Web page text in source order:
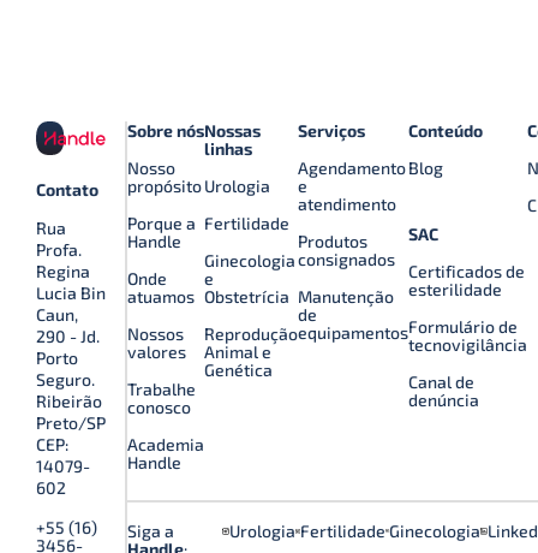
Contato
Rua
Profa.
Regina
Lucia Bin
Caun,
290 - Jd.
Porto
Seguro.
Ribeirão
Preto/SP
CEP:
14079-
602
+55 (16)
3456-
Sobre nós
Nosso
propósito
Porque a
Handle
Onde
atuamos
Nossos
valores
Trabalhe
conosco
Academia
Handle
Nossas
linhas
Urologia
Fertilidade
Ginecologia
e
Obstetrícia
Reprodução
Animal e
Genética
Serviços
Agendamento
e
atendimento
Produtos
consignados
Manutenção
de
equipamentos
Conteúdo
Blog
SAC
Certificados de
esterilidade
Formulário de
tecnovigilância
Canal de
denúncia
Siga a
Urologia Fertilidade Ginecologia